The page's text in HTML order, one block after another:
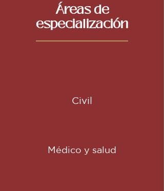
Áreas de
especialización
Civil
Médico y salud